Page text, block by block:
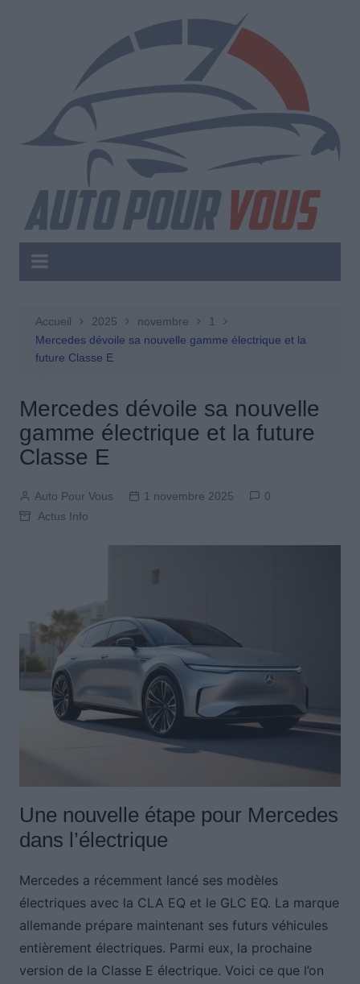
Accueil 2025 novembre
1
Mercedes dévoile sa nouvelle gamme électrique et la
future Classe E
Mercedes dévoile sa nouvelle
gamme électrique et la future
Classe E
Auto Pour Vous 1 novembre 2025
0
Actus Info
Une nouvelle étape pour Mercedes
dans l’électrique
Mercedes a récemment lancé ses modèles
électriques avec la CLA EQ et le GLC EQ. La marque
allemande prépare maintenant ses futurs véhicules
entièrement électriques. Parmi eux, la prochaine
version de la Classe E électrique. Voici ce que l’on